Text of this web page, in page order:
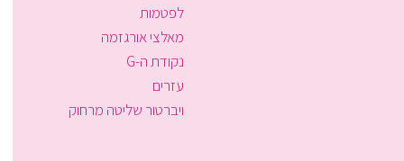
לפטמות
מאלצי אורגזמה
נקודת ה-G
עזרים
ויברטור שליטה מרחוק